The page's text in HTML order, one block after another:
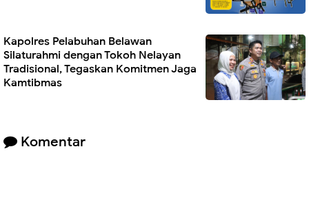
Kapolres Pelabuhan Belawan
Silaturahmi dengan Tokoh Nelayan
Tradisional, Tegaskan Komitmen Jaga
Kamtibmas
Komentar